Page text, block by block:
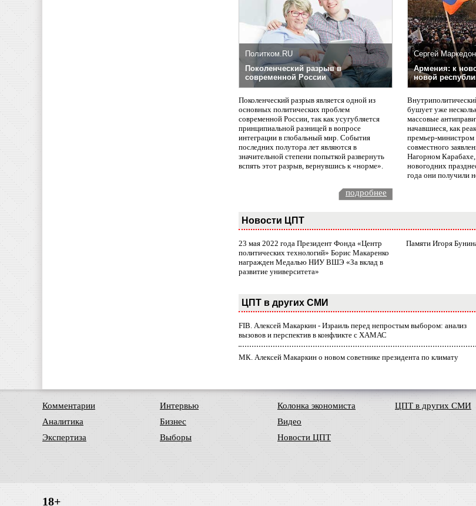
Политком.RU
Поколенческий разрыв в
современной России
Поколенческий разрыв является одной из
основных политических проблем
современной России, так как усугубляется
принципиальной разницей в вопросе
интеграции в глобальный мир. События
последних полутора лет являются в
значительной степени попыткой развернуть
вспять этот разрыв, вернувшись к «норме».
Сергей
Армения: к
новой
бушует уже
массовые
начавшиеся, как
премьер-
совместного
Нагорном
новогодних
года они получили
подробнее
Новости ЦПТ
23 мая 2022 года Президент Фонда «Центр
политических технологий» Борис Макаренко
награжден Медалью НИУ ВШЭ «За вклад в
развитие университета»
Памяти Игоря
ЦПТ в других СМИ
FIB. Алексей Макаркин - Израиль перед непростым выбором: анализ
вызовов и перспектив в конфликте с ХАМАС
МК. Алексей Макаркин о новом советнике президента по климату
Комментарии
Аналитика
Экспертиза
Интервью
Бизнес
Выборы
Колонка экономиста
Видео
Новости ЦПТ
ЦПТ в других СМИ
18+